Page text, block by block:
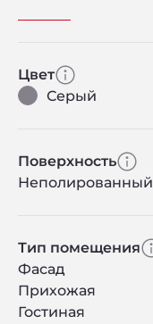
Цвет
Серый
Поверхность
Неполированный
Тип помещения
Фасад
Прихожая
Гостиная